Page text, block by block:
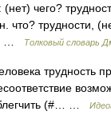
чего?
что? трудности,
…
Толковый словарь
трудность
(#… …